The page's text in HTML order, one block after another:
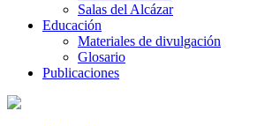
Salas del Alcázar
Educación
Materiales de divulgación
Glosario
Publicaciones